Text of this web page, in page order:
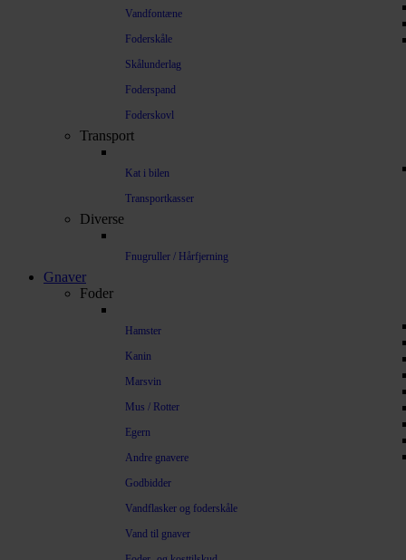
Vandfontæne
Foderskåle
Skålunderlag
Foderspand
Foderskovl
Transport
Kat i bilen
Transportkasser
Diverse
Fnugruller / Hårfjerning
Gnaver
Foder
Hamster
Kanin
Marsvin
Mus / Rotter
Egern
Andre gnavere
Godbidder
Vandflasker og foderskåle
Vand til gnaver